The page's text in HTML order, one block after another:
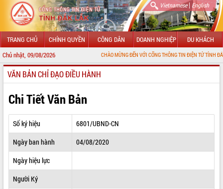
Vietnamese| English
TRANG CHỦ CHÍNH QUYỀN CÔNG DÂN DOANH NGHIỆP DU KHÁCH
Chủ nhật, 09/08/2026 CHÀO MỪNG ĐẾN VỚI CỔNG THÔNG TIN ĐIỆN TỬ TỈNH ĐẮK LẮK
GIỚI THIỆU
LÃNH ĐẠO UBND TỈNH
TIN TỨC SỰ KIỆN
SỞ, BAN, NGÀNH
THÔNG TIN CHỈ ĐẠO ĐIỀU HÀNH
VĂN BẢN CHỈ ĐẠO ĐIỀU HÀNH
Chi Tiết Văn Bản
Số ký hiệu
6801/UBND-CN
Ngày ban hành
04/08/2020
Ngày hiệu lực
Người Ký